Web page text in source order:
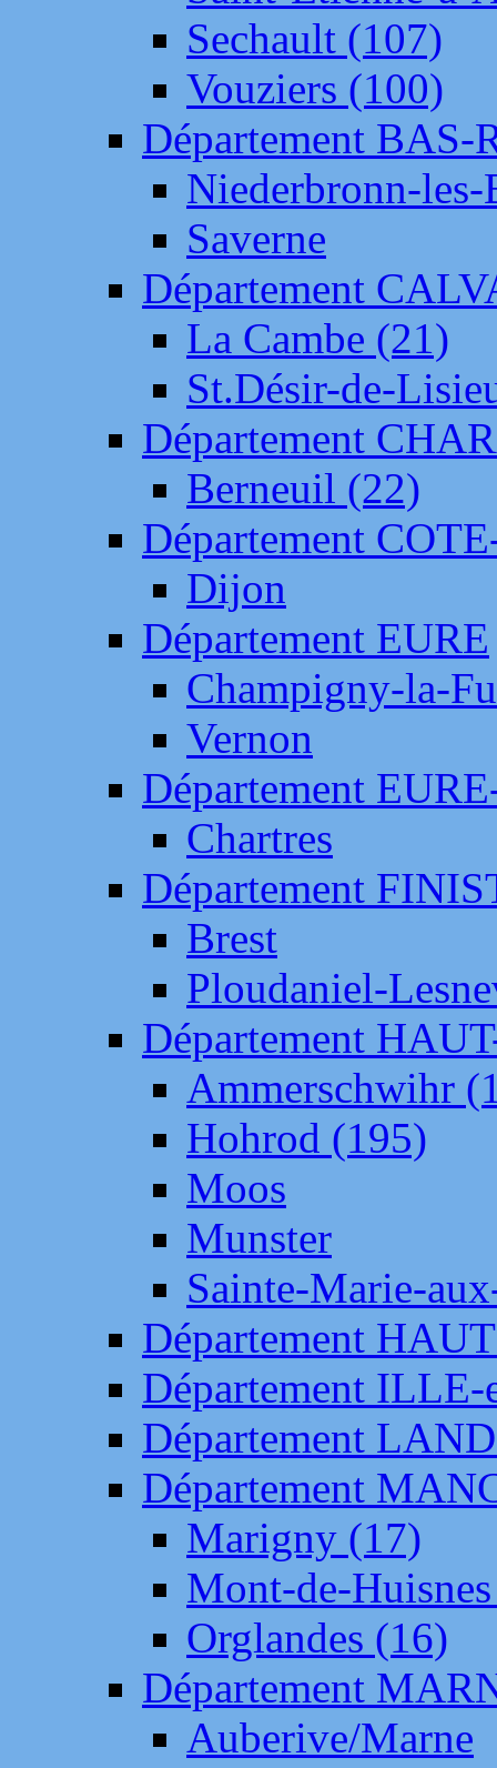
Sechault (107)
Vouziers (100)
Département BAS-
Niederbronn-
Saverne
Département
La Cambe (21)
St.Désir-de-
Département
Berneuil (22)
Département
Dijon
Département EURE
Champigny-la-
Vernon
Département
Chartres
Département
Brest
Ploudaniel-
Département
Ammerschwihr
Hohrod (195)
Moos
Munster
Sainte-Marie-
Département
Département
Département
Département
Marigny (17)
Mont-de-
Orglandes (16)
Département
Auberive/Marne